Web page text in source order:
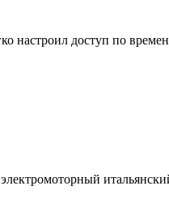
настроил доступ по